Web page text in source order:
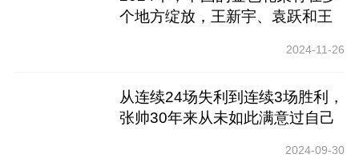
个地方绽放，王新宇、袁跃和王
2024-11-26
从连续24场失利到连续3场胜利，
张帅30年来从未如此满意过自己
2024-09-30